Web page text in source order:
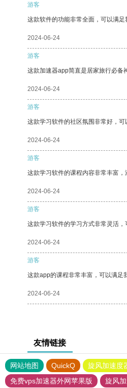
游客
这款软件的功能非常全面，可以满足
2024-06-24
游客
这款加速器app简直是居家旅行必备
2024-06-24
游客
这款学习软件的社区氛围非常好，可
2024-06-24
游客
这款学习软件的课程内容非常丰富
2024-06-24
游客
这款学习软件的学习方式非常灵活
2024-06-24
游客
这款app的课程非常丰富，可以满足
2024-06-24
友情链接
网站地图 QuickQ 旋风加速度
免费vps加速器外网苹果版
旋风